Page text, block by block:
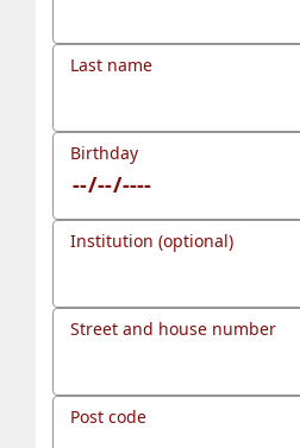
Last name
Birthday
Institution (optional)
Street and house number
Post code